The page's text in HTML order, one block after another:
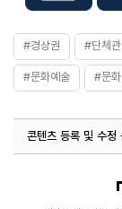
#경상권 #단체
#문화예술 #문
콘텐츠 등록 및 수정
열린관광콘텐츠팀(